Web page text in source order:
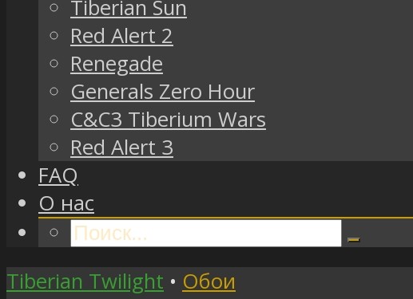
Tiberian Sun
Red Alert 2
Renegade
Generals Zero Hour
C&C3 Tiberium Wars
Red Alert 3
FAQ
О нас
Tiberian Twilight • Обои